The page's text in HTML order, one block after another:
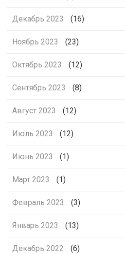
Декабрь 2023 (16)
Ноябрь 2023 (23)
Октябрь 2023 (12)
Сентябрь 2023 (8)
Август 2023 (12)
Июль 2023 (12)
Июнь 2023 (1)
Март 2023 (1)
Февраль 2023 (3)
Январь 2023 (13)
Декабрь 2022 (6)